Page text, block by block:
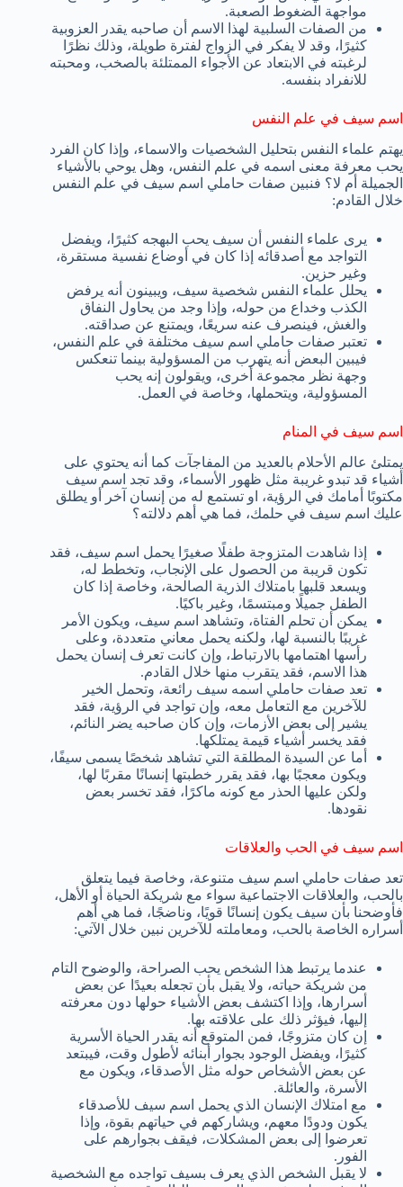
مواجهة الضغوط الصعبة.
من الصفات السلبية لهذا الاسم أن صاحبه يقدر العزوبية
كثيرًا، وقد لا يفكر في الزواج لفترة طويلة، وذلك نظرًا
لرغبته في الابتعاد عن الأجواء الممتلئة بالصخب، ومحبته
للانفراد بنفسه.
اسم سيف في علم النفس
يهتم علماء النفس بتحليل الشخصيات والاسماء، وإذا كان الفرد
يحب معرفة معنى اسمه في علم النفس، وهل يوحي بالأشياء
الجميلة أم لا؟ فنبين صفات حاملي اسم سيف في علم النفس
خلال القادم:
يرى علماء النفس أن سيف يحب البهجه كثيرًا، ويفضل
التواجد مع أصدقائه إذا كان في أوضاع نفسية مستقرة،
وغير حزين.
يحلل علماء النفس شخصية سيف، ويبينون أنه يرفض
الكذب وخداع من حوله، وإذا وجد من يحاول النفاق
والغش، فينصرف عنه سريعًا، ويمتنع عن صداقته.
تعتبر صفات حاملي اسم سيف مختلفة في علم النفس،
فيبين البعض أنه يتهرب من المسؤولية بينما تنعكس
وجهة نظر مجموعة أخرى، ويقولون إنه يحب
المسؤولية، ويتحملها، وخاصة في العمل.
اسم سيف في المنام
يمتلئ عالم الأحلام بالعديد من المفاجآت كما أنه يحتوي على
أشياء قد تبدو غريبة مثل ظهور الأسماء، وقد تجد اسم سيف
مكتوبًا أمامك في الرؤية، او تستمع له من إنسان آخر أو يطلق
عليك اسم سيف في حلمك، فما هي أهم دلالته؟
إذا شاهدت المتزوجة طفلًا صغيرًا يحمل اسم سيف، فقد
تكون قريبة من الحصول على الإنجاب، وتخطط له،
ويسعد قلبها بامتلاك الذرية الصالحة، وخاصة إذا كان
الطفل جميلًا ومبتسمًا، وغير باكيًا.
يمكن أن تحلم الفتاة، وتشاهد اسم سيف، ويكون الأمر
غريبًا بالنسبة لها، ولكنه يحمل معاني متعددة، وعلى
رأسها اهتمامها بالارتباط، وإن كانت تعرف إنسان يحمل
هذا الاسم، فقد يتقرب منها خلال القادم.
تعد صفات حاملي اسمه سيف رائعة، وتحمل الخير
للآخرين مع التعامل معه، وإن تواجد في الرؤية، فقد
يشير إلى بعض الأزمات، وإن كان صاحبه يضر النائم،
فقد يخسر أشياء قيمة يمتلكها.
أما عن السيدة المطلقة التي تشاهد شخصًا يسمى سيفًا،
ويكون معجبًا بها، فقد يقرر خطبتها إنسانًا مقربًا لها،
ولكن عليها الحذر مع كونه ماكرًا، فقد تخسر بعض
نقودها.
اسم سيف في الحب والعلاقات
تعد صفات حاملي اسم سيف متنوعة، وخاصة فيما يتعلق
بالحب، والعلاقات الاجتماعية سواء مع شريكة الحياة أو الأهل،
فأوضحنا بأن سيف يكون إنسانًا قويًا، وناضجًا، فما هي أهم
أسراره الخاصة بالحب، ومعاملته للآخرين نبين خلال الآتي:
عندما يرتبط هذا الشخص يحب الصراحة، والوضوح التام
من شريكة حياته، ولا يقبل بأن تجعله بعيدًا عن بعض
أسرارها، وإذا اكتشف بعض الأشياء حولها دون معرفته
إليها، فيؤثر ذلك على علاقته بها.
إن كان متزوجًا، فمن المتوقع أنه يقدر الحياة الأسرية
كثيرًا، ويفضل الوجود بجوار أبنائه لأطول وقت، فيبتعد
عن بعض الأشخاص حوله مثل الأصدقاء، ويكون مع
الأسرة، والعائلة.
مع امتلاك الإنسان الذي يحمل اسم سيف للأصدقاء
يكون ودودًا معهم، ويشاركهم في حياتهم بقوة، وإذا
تعرضوا إلى بعض المشكلات، فيقف بجوارهم على
الفور.
لا يقبل الشخص الذي يعرف بسيف تواجده مع الشخصية